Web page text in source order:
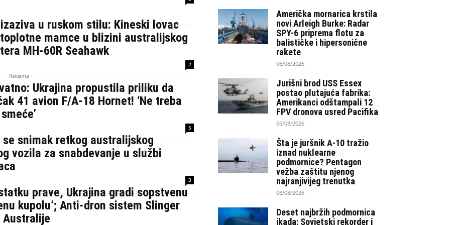
u ruskom stilu: Kineski lovac
mamce u blizini australijskog
MH-60R Seahawk
2
- Reklama -
Ukrajina propustila priliku da
41 avion F/A-18 Hornet! ‘Ne treba
5
se snimak retkog australijskog
vozila za snabdevanje u službi
3
prave, Ukrajina gradi sopstvenu
kupolu’; Anti-dron sistem Slinger
Američka mornarica krstila
novi Arleigh Burke: Radar
SPY-6 priprema flotu za
balističke i hipersonične
rakete
06/08/2026
Jurišni brod USS Essex
postao plutajuća fabrika:
Amerikanci odštampali 12
FPV dronova usred Pacifika
06/08/2026
Šta je juršnik A-10 tražio
iznad nuklearne
podmornice? Pentagon
vežba zaštitu njenog
najranjivijeg trenutka
06/08/2026
Deset najbržih podmornica
ikada: Sovjetski rekorder i